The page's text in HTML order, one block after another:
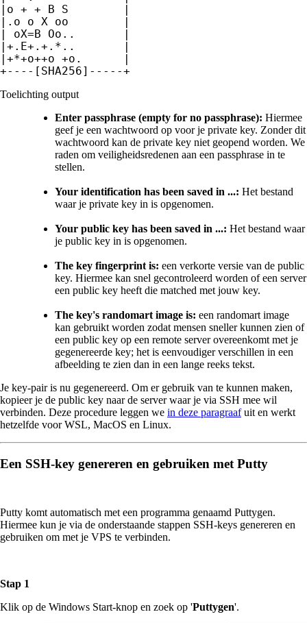
|o + + B S        |
|.o o X oo        |
| oX=B Oo..       |
|+.E+.+.*..       |
|+*+o++o +o.      |
+----[SHA256]-----+
Toelichting output
Enter passphrase (empty for no passphrase): Hiermee
geef je een wachtwoord op voor je private key. Zonder dit
wachtwoord kan de private key niet geopend worden. We
raden om veiligheidsredenen aan een passphrase in te
stellen.
Your identification has been saved in ...: Het bestand
waar je private key in is opgenomen.
Your public key has been saved in ...: Het bestand waar
je public key in is opgenomen.
The key fingerprint is: een verkorte versie van de public
key. Hiermee kan snel gecontroleerd worden of een server
een public key heeft die matched met jouw key.
The key's randomart image is: een randomart image
kan gebruikt worden zodat mensen sneller kunnen zien of
een public key op een remote server overeenkomt met je
gegenereerde key; het is eenvoudiger verschillen in een
afbeelding te zien dan in een lange reeks tekst.
Je key-pair is nu gegenereerd. Om er gebruik van te kunnen maken,
kopieer je de public key naar de server waar je via SSH mee wil
verbinden. Deze procedure leggen we in deze paragraafuit en werkt
hetzelfde voor WSL, MacOS en Linux.
Een SSH-key genereren en gebruiken met Putty
Putty komt automatisch met een programma genaamd Puttygen.
Hiermee kun je via de onderstaande stappen SSH-keys genereren en
gebruiken om met je VPS te verbinden.
Stap 1
Klik op de Windows Start-knop en zoek op 'Puttygen'.